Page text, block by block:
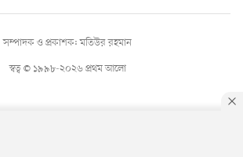
স্বত্ব © ১৯৯৮-২০২৬ প্রথম আলো
সম্পাদক ও প্রকাশক: মতিউর রহমান